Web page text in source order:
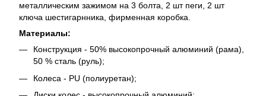
металлическим зажимом на 3 болта, 2 шт пеги, 2 шт
ключа шестигарнника, фирменная коробка.
Материалы:
Конструкция - 50% высокопрочный алюминий (рама),
50 % сталь (руль);
Колеса - PU (полиуретан);